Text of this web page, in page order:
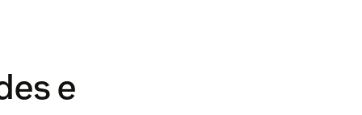
e